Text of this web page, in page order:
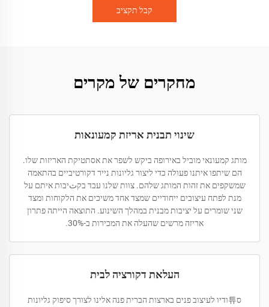
קבל תקציב
מחקרים של מקרים
שינוי תבנית אריזת קמעונאות
מותג קמעונאי מוביל באירופה ביקש לשפר את אסתטיקת האריזות שלו.
הם שיתפו איתנו פעולה כדי ליצור גליונות נייר דקורטיביים בהתאמה
שמשקפים את זהות המותג שלהם. צוות שלנו עבד בקثיבות איתם על
מנת לפתח עיצובים ייחודיים שמצד אחד משיכים את הלקוחות ומצד
שני שומרים על יציבות מבנית במהלך השינוע. התוצאה הייתה פתרון
אריזה מרשים שהעלה את המכירות ב-30%.
העלאת דקורציה לבית
ס튜ודיו לעיצוב פנים בארצות הברית פנה אלינו לצורך סיפוק גליונות